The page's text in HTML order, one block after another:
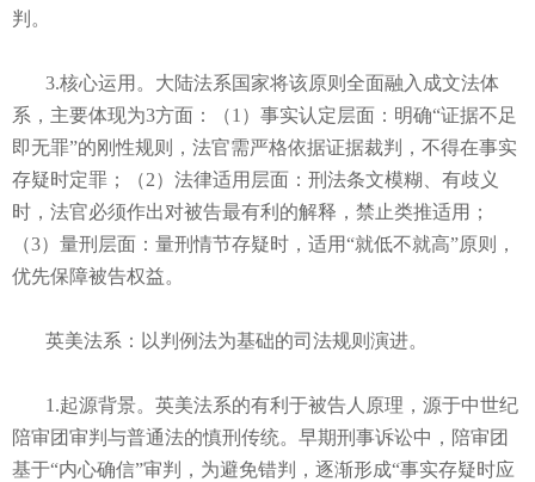
判。
3.核心运用。大陆法系国家将该原则全面融入成文法体
系，主要体现为3方面：（1）事实认定层面：明确“证据不足
即无罪”的刚性规则，法官需严格依据证据裁判，不得在事实
存疑时定罪；（2）法律适用层面：刑法条文模糊、有歧义
时，法官必须作出对被告最有利的解释，禁止类推适用；
（3）量刑层面：量刑情节存疑时，适用“就低不就高”原则，
优先保障被告权益。
英美法系：以判例法为基础的司法规则演进。
1.起源背景。英美法系的有利于被告人原理，源于中世纪
陪审团审判与普通法的慎刑传统。早期刑事诉讼中，陪审团
基于“内心确信”审判，为避免错判，逐渐形成“事实存疑时应